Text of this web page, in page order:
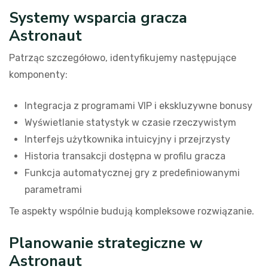
Systemy wsparcia gracza
Astronaut
Patrząc szczegółowo, identyfikujemy następujące
komponenty:
Integracja z programami VIP i ekskluzywne bonusy
Wyświetlanie statystyk w czasie rzeczywistym
Interfejs użytkownika intuicyjny i przejrzysty
Historia transakcji dostępna w profilu gracza
Funkcja automatycznej gry z predefiniowanymi
parametrami
Te aspekty wspólnie budują kompleksowe rozwiązanie.
Planowanie strategiczne w
Astronaut